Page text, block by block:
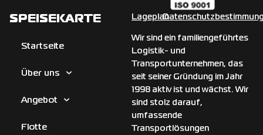
SPEISEKARTE
Startseite
Über uns
Angebot
Flotte
Lageplan
Wir sind ein familiengeführtes
Logistik- und
Transportunternehmen, das
seit seiner Gründung im Jahr
1998 aktiv ist und wächst. Wir
sind stolz darauf,
umfassende
Transportlösungen